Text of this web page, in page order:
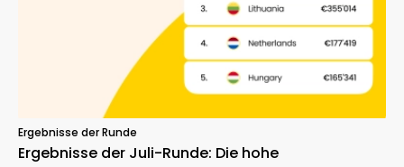
Ergebnisse der Runde
Ergebnisse der Juli-Runde: Die hohe